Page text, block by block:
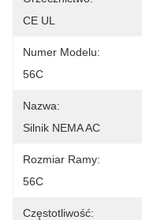
CE UL
Numer Modelu:
56C
Nazwa:
Silnik NEMA AC
Rozmiar Ramy:
56C
Częstotliwość: